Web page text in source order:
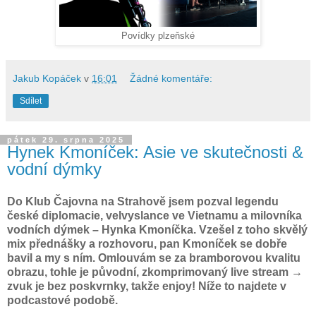
Povídky plzeňské
Jakub Kopáček v 16:01 Žádné komentáře:
Sdílet
pátek 29. srpna 2025
Hynek Kmoníček: Asie ve skutečnosti &
vodní dýmky
Do Klub Čajovna na Strahově jsem pozval legendu
české diplomacie, velvyslance ve Vietnamu a milovníka
vodních dýmek – Hynka Kmoníčka. Vzešel z toho skvělý
mix přednášky a rozhovoru, pan Kmoníček se dobře
bavil a my s ním. Omlouvám se za bramborovou kvalitu
obrazu, tohle je původní, zkomprimovaný live stream →
zvuk je bez poskvrnky, takže enjoy! Níže to najdete v
podcastové podobě.